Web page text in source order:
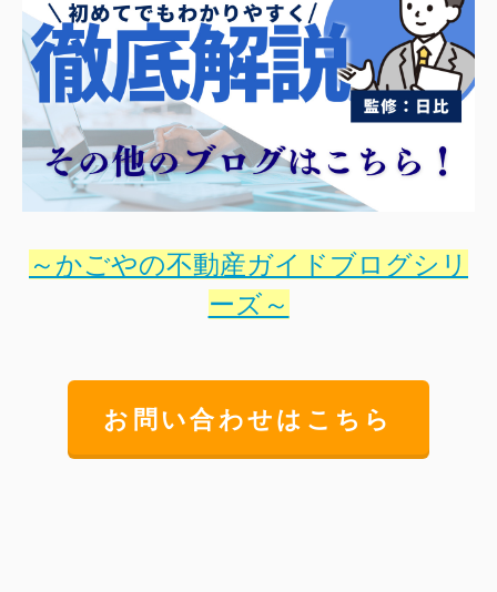
～かごやの不動産ガイドブログシリ
ーズ～
お問い合わせはこちら